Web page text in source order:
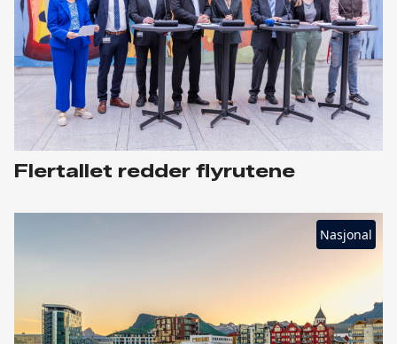
Flertallet redder flyrutene
Nasjonal